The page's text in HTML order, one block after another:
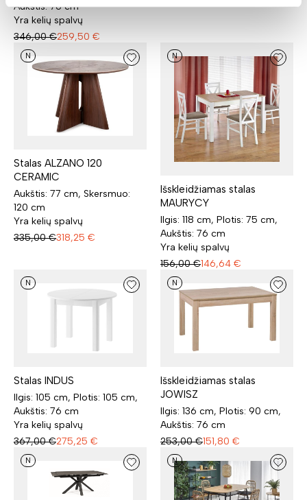
Aukštis: 76 cm
Yra kelių spalvų
346,00 €259,50 €
N
Stalas ALZANO 120
CERAMIC
Aukštis: 77 cm, Skersmuo:
120 cm
Yra kelių spalvų
335,00 €318,25 €
N
Išskleidžiamas stalas
MAURYCY
Ilgis: 118 cm, Plotis: 75 cm,
Aukštis: 76 cm
Yra kelių spalvų
156,00 €146,64 €
N
Stalas INDUS
Ilgis: 105 cm, Plotis: 105 cm,
Aukštis: 76 cm
Yra kelių spalvų
367,00 €275,25 €
N
Išskleidžiamas stalas
JOWISZ
Ilgis: 136 cm, Plotis: 90 cm,
Aukštis: 76 cm
253,00 €151,80 €
N N